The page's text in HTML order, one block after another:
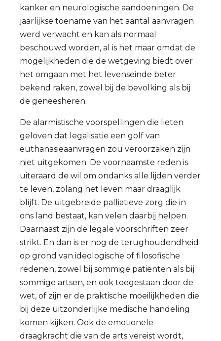
kanker en neurologische aandoeningen. De
jaarlijkse toename van het aantal aanvragen
werd verwacht en kan als normaal
beschouwd worden, al is het maar omdat de
mogelijkheden die de wetgeving biedt over
het omgaan met het levenseinde beter
bekend raken, zowel bij de bevolking als bij
de geneesheren.
De alarmistische voorspellingen die lieten
geloven dat legalisatie een golf van
euthanasieaanvragen zou veroorzaken zijn
niet uitgekomen. De voornaamste reden is
uiteraard de wil om ondanks alle lijden verder
te leven, zolang het leven maar draaglijk
blijft. De uitgebreide palliatieve zorg die in
ons land bestaat, kan velen daarbij helpen.
Daarnaast zijn de legale voorschriften zeer
strikt. En dan is er nog de terughoudendheid
op grond van ideologische of filosofische
redenen, zowel bij sommige patiënten als bij
sommige artsen, en ook toegestaan door de
wet, of zijn er de praktische moeilijkheden die
bij deze uitzonderlijke medische handeling
komen kijken. Ook de emotionele
draagkracht die van de arts vereist wordt,